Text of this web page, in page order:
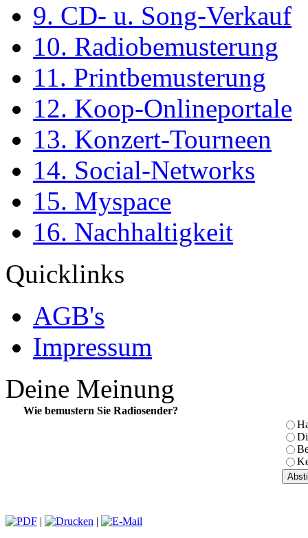
9. CD- u. Song-Verkauf
10. Radiobemusterung
11. Printbemusterung
12. Koop-Onlineportale
13. Konzert-Tourneen
14. Social-Networks
15. Myspace
16. Nachhaltigkeit
Quicklinks
AGB's
Impressum
Deine Meinung
Wie bemustern Sie Radiosender?
| |